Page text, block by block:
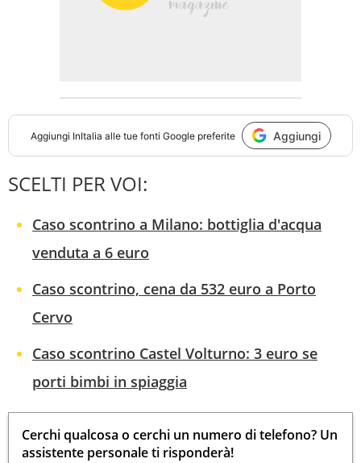
Aggiungi InItalia alle tue fonti Google preferite Aggiungi
SCELTI PER VOI:
Caso scontrino a Milano: bottiglia d'acqua
venduta a 6 euro
Caso scontrino, cena da 532 euro a Porto
Cervo
Caso scontrino Castel Volturno: 3 euro se
porti bimbi in spiaggia
Cerchi qualcosa o cerchi un numero di telefono? Un
assistente personale ti risponderà!